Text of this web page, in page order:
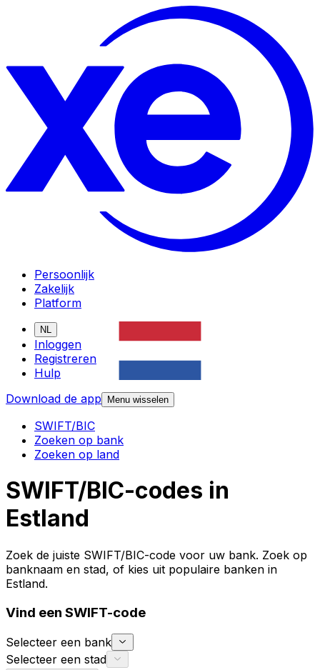
Persoonlijk
Zakelijk
Platform
NL
Inloggen
Registreren
Hulp
Download de app
Menu wisselen
SWIFT/BIC
Zoeken op bank
Zoeken op land
SWIFT/BIC-codes in
Estland
Zoek de juiste SWIFT/BIC-code voor uw bank. Zoek op
banknaam en stad, of kies uit populaire banken in
Estland.
Vind een SWIFT-code
Selecteer een bank
Selecteer een stad